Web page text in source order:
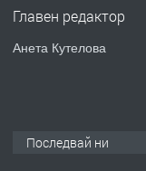
Главен редактор
Анета Кутелова
Последвай ни